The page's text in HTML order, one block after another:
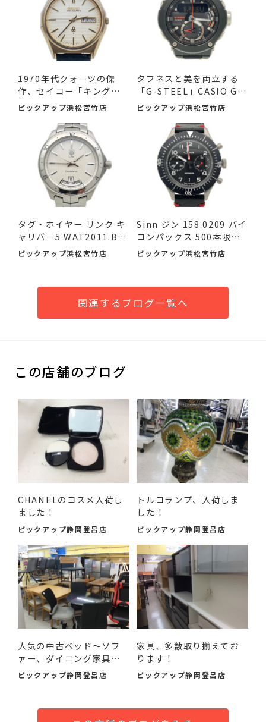
1970年代クォーツの傑
作、セイコー「キングク
ォー...
ピックアップ浜松宮竹店
タフネスと美を両立する
「G-STEEL」CASIO G-S
HOCK ...
ピックアップ浜松宮竹店
タグ・ホイヤー リンク キ
ャリバー5 WAT2011.BA
095...
ピックアップ浜松宮竹店
Sinn ジン 158.0209 バイ
コンパックス 500本限定
品...
ピックアップ浜松宮竹店
関連するブログ一覧へ
この店舗のブログ
CHANELのコスメ入荷し
ました！
ピックアップ静岡登呂店
トルコランプ、入荷しま
した！
ピックアップ静岡登呂店
人気の中古ベッド～ソフ
ァー、ダイニング家具ま
で...
ピックアップ静岡登呂店
家具、多数取り揃えてお
ります！
ピックアップ静岡登呂店